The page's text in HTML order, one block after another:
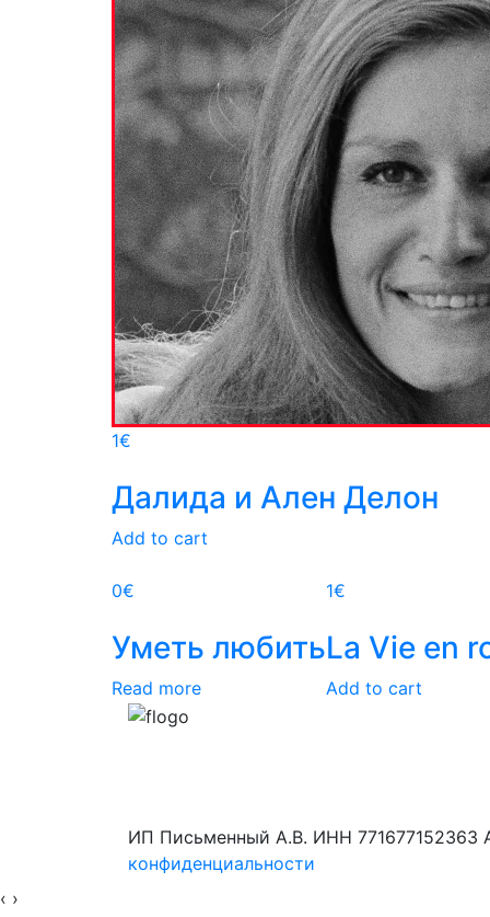
1€
Далида и Ален Делон
Add to cart
0€
Уметь любить
Read more
1€
La Vie en
Add to cart
ИП Письменный А.В. ИНН
конфиденциальности
‹ ›